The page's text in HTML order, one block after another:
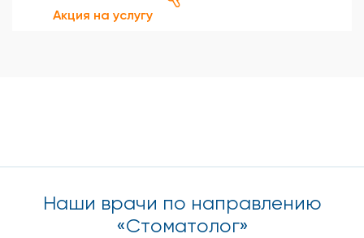
Акция на услугу
Наши врачи по направлению
«Стоматолог»